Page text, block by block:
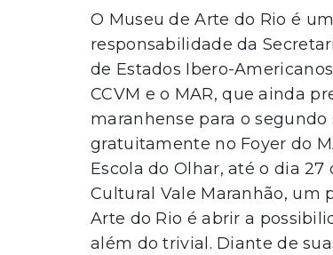
O Museu de Arte do Rio é
responsabilidade da
de Estados Ibero-
CCVM e o MAR, que ainda
maranhense para o
gratuitamente no Foyer do
Escola do Olhar, até o dia
Cultural Vale Maranhão, um
Arte do Rio é abrir a
além do trivial. Diante de